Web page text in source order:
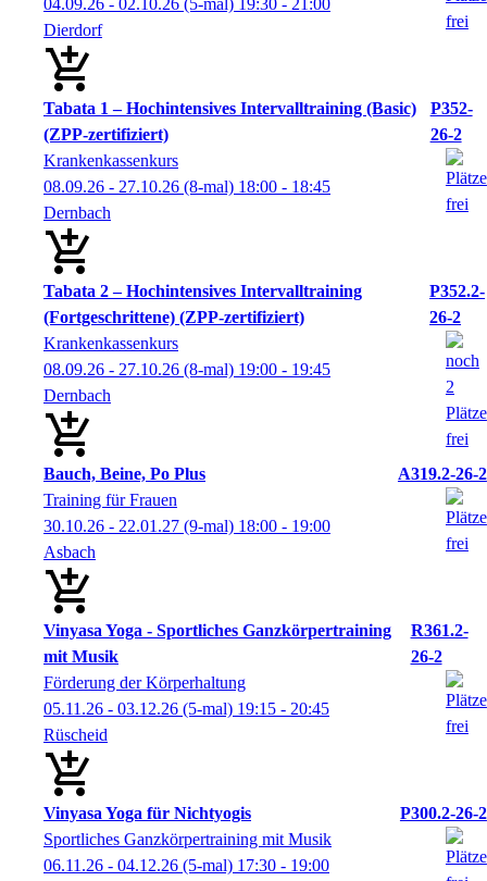
04.09.26 - 02.10.26 (5-mal) 19:30 - 21:00
Dierdorf
Tabata 1 – Hochintensives Intervalltraining (Basic)
(ZPP-zertifiziert)
P352-
26-2
Krankenkassenkurs
08.09.26 - 27.10.26 (8-mal) 18:00 - 18:45
Dernbach
Tabata 2 – Hochintensives Intervalltraining
(Fortgeschrittene) (ZPP-zertifiziert)
P352.2-
26-2
Krankenkassenkurs
08.09.26 - 27.10.26 (8-mal) 19:00 - 19:45
Dernbach
Bauch, Beine, Po Plus
A319.2-26-2
Training für Frauen
30.10.26 - 22.01.27 (9-mal) 18:00 - 19:00
Asbach
Vinyasa Yoga - Sportliches Ganzkörpertraining
mit Musik
R361.2-
26-2
Förderung der Körperhaltung
05.11.26 - 03.12.26 (5-mal) 19:15 - 20:45
Rüscheid
Vinyasa Yoga für Nichtyogis
P300.2-26-2
Sportliches Ganzkörpertraining mit Musik
06.11.26 - 04.12.26 (5-mal) 17:30 - 19:00